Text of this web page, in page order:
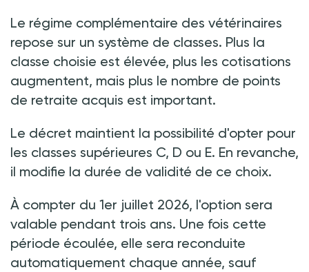
Le régime complémentaire des vétérinaires
repose sur un système de classes. Plus la
classe choisie est élevée, plus les cotisations
augmentent, mais plus le nombre de points
de retraite acquis est important.
Le décret maintient la possibilité d'opter pour
les classes supérieures C, D ou E. En revanche,
il modifie la durée de validité de ce choix.
À compter du 1er juillet 2026, l'option sera
valable pendant trois ans. Une fois cette
période écoulée, elle sera reconduite
automatiquement chaque année, sauf